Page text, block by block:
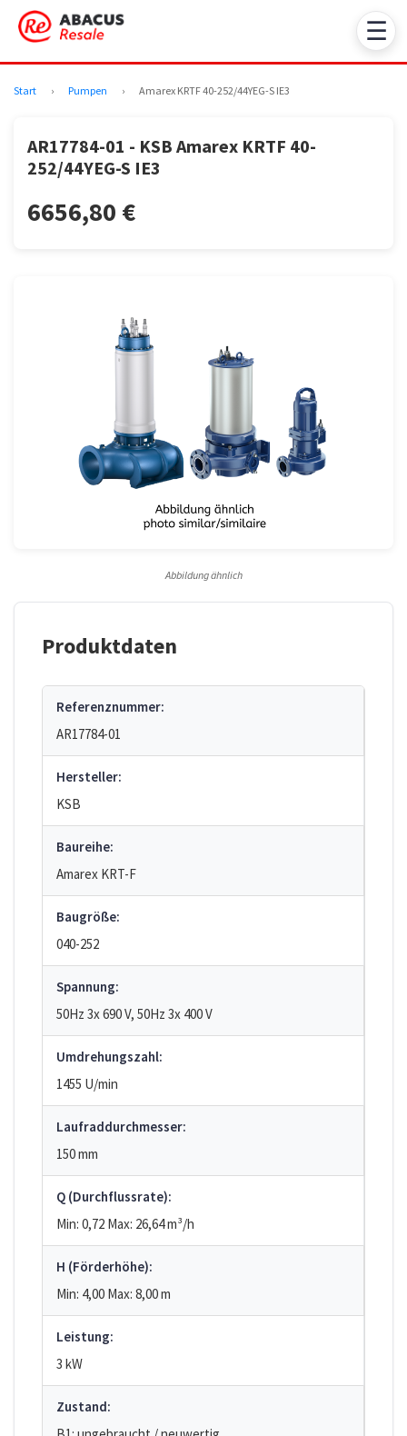
☰
Start › Pumpen › Amarex KRTF 40-252/44YEG-S IE3
AR17784-01 - KSB Amarex KRTF 40-
252/44YEG-S IE3
6656,80 €
Abbildung ähnlich
Produktdaten
Referenznummer:
AR17784-01
Hersteller:
KSB
Baureihe:
Amarex KRT-F
Baugröße:
040-252
Spannung:
50Hz 3x 690 V, 50Hz 3x 400 V
Umdrehungszahl:
1455 U/min
Laufraddurchmesser:
150 mm
Q (Durchflussrate):
Min: 0,72 Max: 26,64m³/h
H (Förderhöhe):
Min: 4,00 Max: 8,00m
Leistung:
3 kW
Zustand: